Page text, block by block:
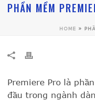
PHẦN MỀM
HOME »
Premiere Pro là
đầu trong ngành